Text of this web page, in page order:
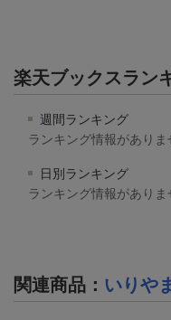
楽天ブックスラン
週間ランキング
ランキング情報がありま
日別ランキング
ランキング情報がありま
関連商品 ： いりや